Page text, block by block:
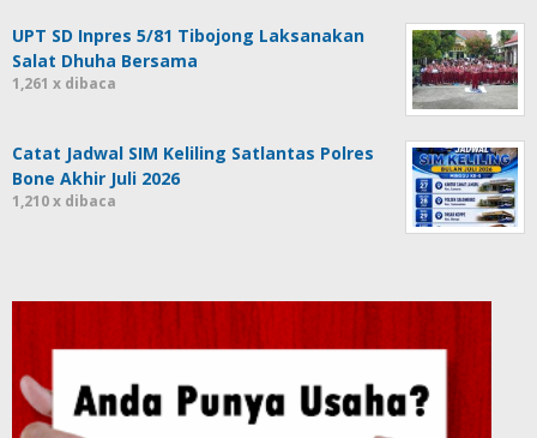
UPT SD Inpres 5/81 Tibojong Laksanakan
Salat Dhuha Bersama
1,261 x dibaca
Catat Jadwal SIM Keliling Satlantas Polres
Bone Akhir Juli 2026
1,210 x dibaca